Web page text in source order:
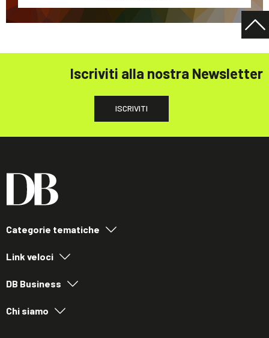
Iscriviti alla nostra Newsletter
ISCRIVITI
Categorie tematiche
Link veloci
DB Business
Chi siamo